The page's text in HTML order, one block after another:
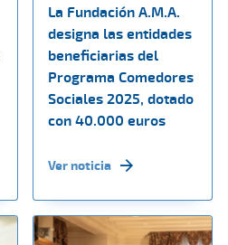
La Fundación A.M.A.
designa las entidades
beneficiarias del
Programa Comedores
Sociales 2025, dotado
con 40.000 euros
Ver noticia